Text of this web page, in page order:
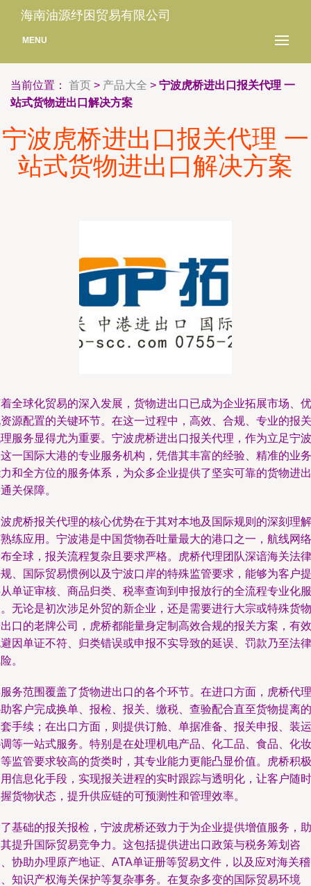
海南油源纾困贸易有限公司
MENU
当前位置： 首页 > 产品大全 > 宁波虎桥进出口报关代理 一
站式货物进出口解决方案
宁波虎桥进出口报关代理 一
站式货物进出口解决方案
全球化贸易的深入发展，货物进出口已成为企业拓展市场、优
源配置的关键环节。在这一过程中，高效、合规、专业的报关
服务显得尤为重要。宁波虎桥进出口报关代理，作为立足宁波
一国际大港的专业服务机构，凭借其丰富的经验、精准的业务
和全方位的服务体系，为众多企业提供了坚实可靠的货物进出
关保障。
虎桥报关代理的核心优势在于其对本地及国际规则的深刻理解
练应用。宁波港是中国货物吞吐量最大的港口之一，航线网络
全球，报关流程复杂且要求严格。虎桥代理团队深谙海关法律
、国际贸易惯例以及宁波口岸的特殊监管要求，能够为客户提
单证审核、商品归类、税率查询到申报放行的全流程专业化服
无论是初次涉足外贸的新企业，还是需要进行大宗或特殊货物
口的老牌公司，虎桥都能量身定制高效合规的报关方案，有效
因单证不符、归类错误或申报不实导致的延误、罚款乃至法律
。
务范围覆盖了货物进出口的各个环节。在进口方面，虎桥代理
客户完成换单、报检、报关、缴税、查验配合直至货物提离的
手续；在出口方面，则提供订舱、单据准备、报关申报、装运
等一站式服务。特别是在处理机电产品、化工品、食品、化妆
监管要求较高的货类时，其专业能力更能凸显价值。虎桥积极
信息化手段，实现报关进程的实时跟踪与透明化，让客户随时
货物状态，提升供应链的可预测性和管理效率。
基础的报关报检，宁波虎桥还致力于为企业提供增值服务，助
提升国际贸易竞争力。这包括提供进出口政策与税务筹划咨
协助办理原产地证、ATA单证册等贸易文件，以及应对海关稽
知识产权海关保护等复杂事务。在复杂多变的国际贸易环境